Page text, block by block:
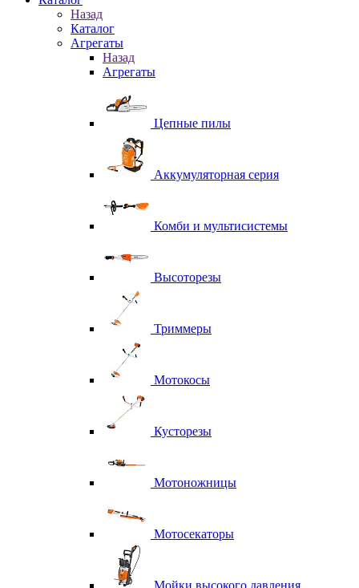
Назад
Каталог
Агрегаты
Назад
Агрегаты
Цепные пилы
Аккумуляторная серия
Комби и мультисистемы
Высоторезы
Триммеры
Мотокосы
Кусторезы
Мотоножницы
Мотосекаторы
Мойки высокого давления